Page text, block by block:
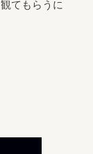
てもらうに